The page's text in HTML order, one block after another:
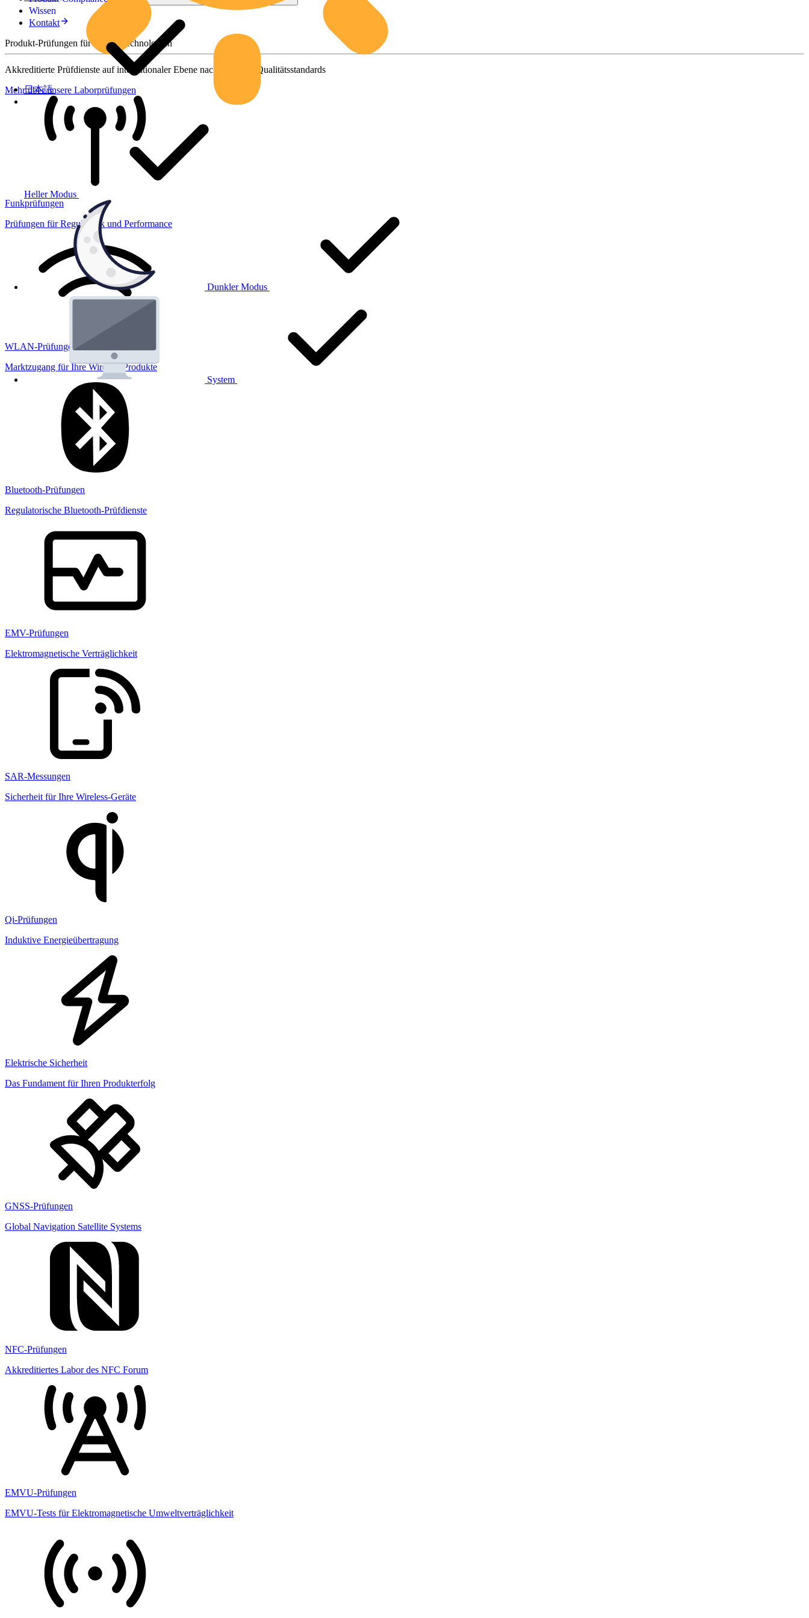
Heller Modus
Dunkler Modus
System
日本語
Wissen
Kontakt
Produkt-Prüfungen für smarte Technologien
Akkreditierte Prüfdienste auf internationaler Ebene nach höchsten Qualitätsstandards
Mehr über unsere Laborprüfungen
Funkprüfungen
Prüfungen für Regulatorik und Performance
WLAN-Prüfungen
Marktzugang für Ihre Wireless Produkte
Bluetooth-Prüfungen
Regulatorische Bluetooth-Prüfdienste
EMV-Prüfungen
Elektromagnetische Verträglichkeit
SAR-Messungen
Sicherheit für Ihre Wireless-Geräte
Qi-Prüfungen
Induktive Energieübertragung
Elektrische Sicherheit
Das Fundament für Ihren Produkterfolg
GNSS-Prüfungen
Global Navigation Satellite Systems
NFC-Prüfungen
Akkreditiertes Labor des NFC Forum
EMVU-Prüfungen
EMVU-Tests für Elektromagnetische Umweltverträglichkeit